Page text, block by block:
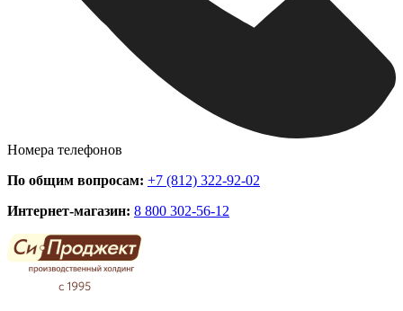
Номера телефонов
По общим вопросам: +7 (812) 322-92-02
Интернет-магазин: 8 800 302-56-12